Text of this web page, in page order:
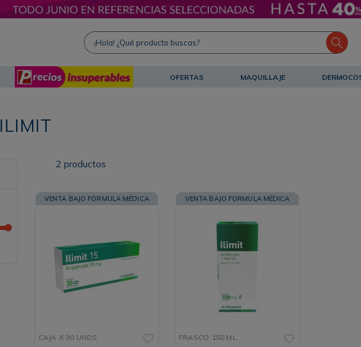
¡Hola! ¿Qué producto buscas?
OFERTAS MAQUILLAJE
ILIMIT
2 productos
VENTA BAJO FORMULA MÉDICA
CAJA X 30 UNDS
VENTA BAJO FORMULA MÉDICA
FRASCO 150 ML